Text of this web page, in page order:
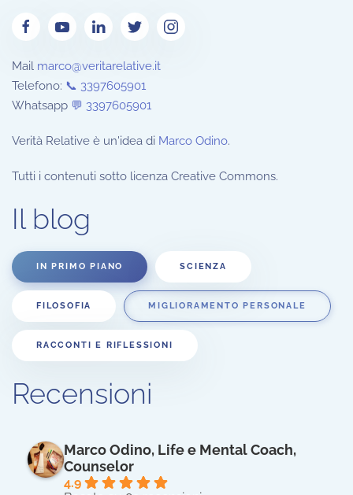
Mail marco@veritarelative.it
Telefono: 📞 3397605901
Whatsapp 💬 3397605901
Verità Relative è un'idea di Marco Odino.
Tutti i contenuti sotto licenza Creative Commons.
Il blog
IN PRIMO PIANO SCIENZA
FILOSOFIA MIGLIORAMENTO PERSONALE
RACCONTI E RIFLESSIONI
Recensioni
Marco Odino, Life e Mental Coach,
Counselor
4.9